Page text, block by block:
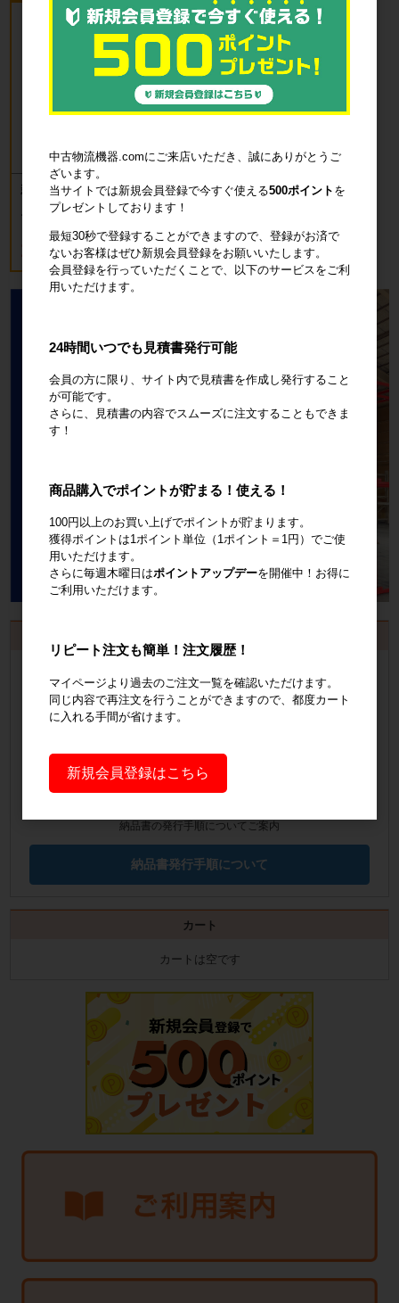
新品 カゴ台車 ロールボックスパレッ
ト(樹脂底板) W850×D650×H1700mm
ブルー
18,700円税込20,570円
会員登録はこちら
納品書の発行手順についてご案内
納品書発行手順について
カート
カートは空です
中古物流機器.comにご来店いただき、誠にありがとうご
ざいます。
当サイトでは新規会員登録で今すぐ使える500ポイント を
プレゼントしております！
最短30秒で登録することができますので、登録がお済で
ないお客様はぜひ新規会員登録をお願いいたします。
会員登録を行っていただくことで、以下のサービスをご利
用いただけます。
24時間いつでも見積書発行可能
会員の方に限り、サイト内で見積書を作成し発行すること
が可能です。
さらに、見積書の内容でスムーズに注文することもできま
す！
商品購入でポイントが貯まる！使える！
100円以上のお買い上げでポイントが貯まります。
獲得ポイントは1ポイント単位（1ポイント＝1円）でご使
用いただけます。
さらに毎週木曜日はポイントアップデーを開催中！お得に
ご利用いただけます。
リピート注文も簡単！注文履歴！
マイページより過去のご注文一覧を確認いただけます。
同じ内容で再注文を行うことができますので、都度カート
に入れる手間が省けます。
新規会員登録はこちら